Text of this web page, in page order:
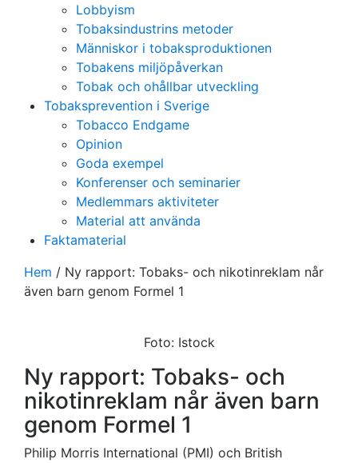
Lobbyism
Tobaksindustrins metoder
Människor i tobaksproduktionen
Tobakens miljöpåverkan
Tobak och ohållbar utveckling
Tobaksprevention i Sverige
Tobacco Endgame
Opinion
Goda exempel
Konferenser och seminarier
Medlemmars aktiviteter
Material att använda
Faktamaterial
Hem / Ny rapport: Tobaks- och nikotinreklam når
även barn genom Formel 1
Foto: Istock
Ny rapport: Tobaks- och
nikotinreklam når även barn
genom Formel 1
Philip Morris International (PMI) och British